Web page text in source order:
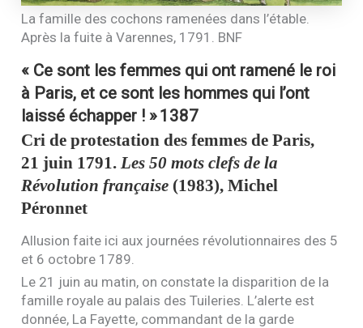
La famille des cochons ramenées dans l’étable.
Après la fuite à Varennes, 1791. BNF
« Ce sont les femmes qui ont ramené le roi
à Paris, et ce sont les hommes qui l’ont
laissé échapper ! »1387
Cri de protestation des femmes de Paris,
21 juin 1791. Les 50 mots clefs de la
Révolution française (1983), Michel
Péronnet
Allusion faite ici aux journées révolutionnaires des 5
et 6 octobre 1789.
Le 21 juin au matin, on constate la disparition de la
famille royale au palais des Tuileries. L’alerte est
donnée, La Fayette, commandant de la garde